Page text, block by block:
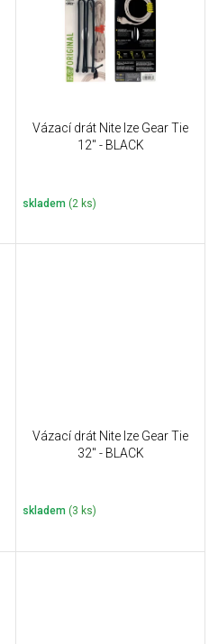
Vázací drát Nite Ize Gear Tie
12" - BLACK
skladem (2 ks)
Vázací drát Nite Ize Gear Tie
32" - BLACK
skladem (3 ks)